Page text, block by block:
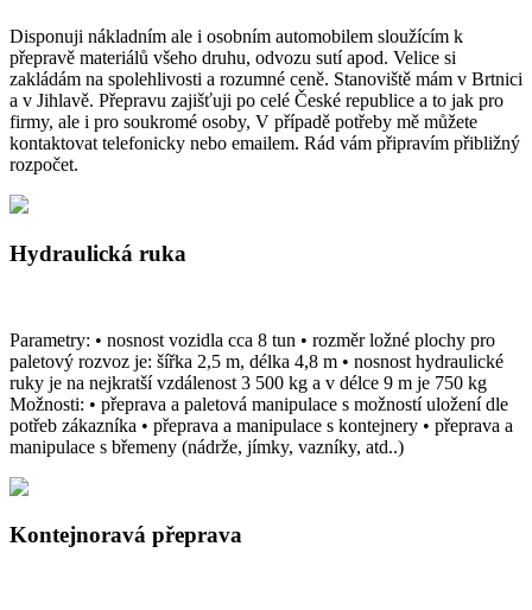
Disponuji nákladním ale i osobním automobilem sloužícím k
přepravě materiálů všeho druhu, odvozu sutí apod. Velice si
zakládám na spolehlivosti a rozumné ceně. Stanoviště mám v Brtnici
a v Jihlavě. Přepravu zajišťuji po celé České republice a to jak pro
firmy, ale i pro soukromé osoby, V případě potřeby mě můžete
kontaktovat telefonicky nebo emailem. Rád vám připravím přibližný
rozpočet.
Hydraulická ruka
Parametry: • nosnost vozidla cca 8 tun • rozměr ložné plochy pro
paletový rozvoz je: šířka 2,5 m, délka 4,8 m • nosnost hydraulické
ruky je na nejkratší vzdálenost 3 500 kg a v délce 9 m je 750 kg
Možnosti: • přeprava a paletová manipulace s možností uložení dle
potřeb zákazníka • přeprava a manipulace s kontejnery • přeprava a
manipulace s břemeny (nádrže, jímky, vazníky, atd..)
Kontejnoravá přeprava